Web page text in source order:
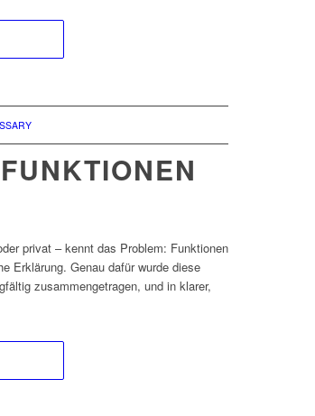
privat – kennt das Problem: Funktionen
Erklärung. Genau dafür wurde diese
zusammengetragen, und in klarer,